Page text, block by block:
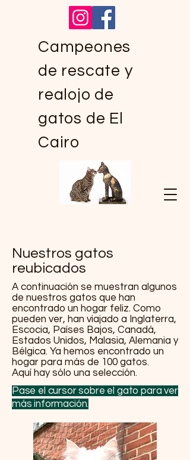
Campeones
de rescate y
realojo de
gatos de El
Cairo
Nuestros gatos
reubicados
A continuación se muestran algunos
de nuestros gatos que han
encontrado un hogar feliz. Como
pueden ver, han viajado a Inglaterra,
Escocia, Países Bajos, Canadá,
Estados Unidos, Malasia, Alemania y
Bélgica. Ya hemos encontrado un
hogar para más de 100 gatos.
Aquí hay sólo una selección.
Pase el cursor sobre el gato para ver
más información.